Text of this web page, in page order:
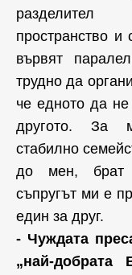
пространство
вървят
трудно да
че едното да
другото. За
стабилно
до мен, брат
съпругът ми е
един за друг.
- Чуждата
„най-добрата